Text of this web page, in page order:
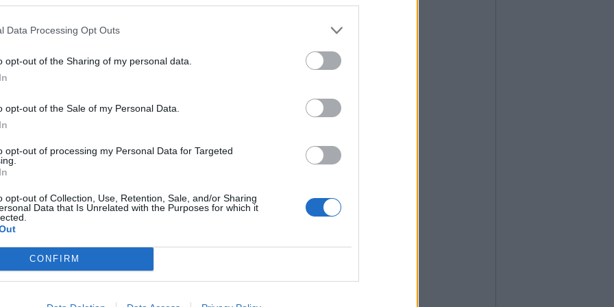
Data Processing Opt Outs
opt-out of the Sharing of my personal data.
opt-out of the Sale of my Personal Data.
opt-out of processing my Personal Data for Targeted
opt-out of Collection, Use, Retention, Sale, and/or Sharing
Data that Is Unrelated with the Purposes for which it
CONFIRM
sottolinea proprio il rapporto che
dove viviamo, dalle montagne al
il festival vogliamo valorizzare».
poetica al Sacro Monte di Ghiffa apre il festival
e la realtà del carcere, a Verbania prosegue
camminate letterarie: a Verbania è tempo di
diagosto